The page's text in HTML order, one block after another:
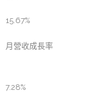
15.67%
月營收成長率
7.28%